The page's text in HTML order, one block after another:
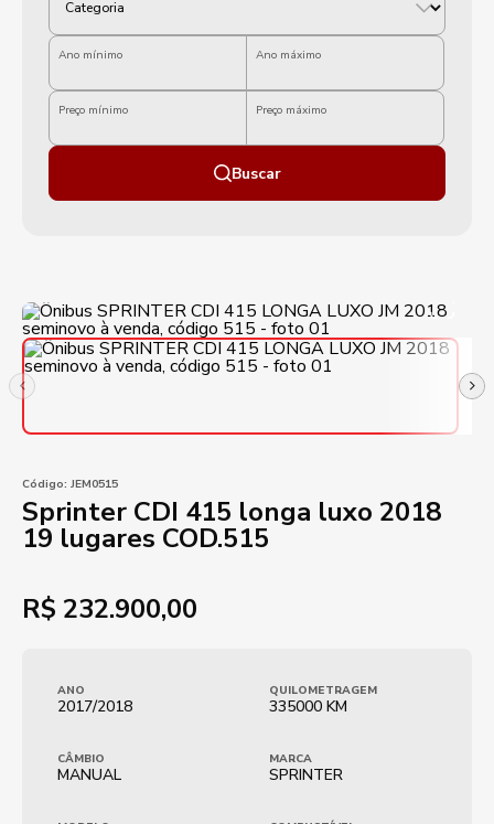
Ano mínimo Ano máximo
Preço mínimo Preço máximo
Buscar
Código: JEM0515
Sprinter CDI 415 longa luxo 2018
19 lugares COD.515
R$ 232.900,00
ANO
2017/2018
QUILOMETRAGEM
335000 KM
CÂMBIO
MANUAL
MARCA
SPRINTER